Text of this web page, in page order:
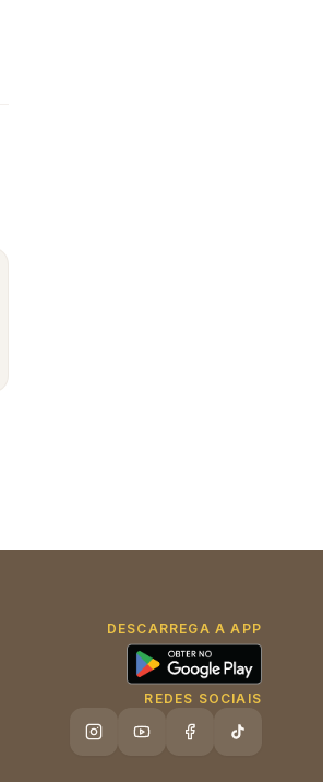
DESCARREGA A APP
REDES SOCIAIS